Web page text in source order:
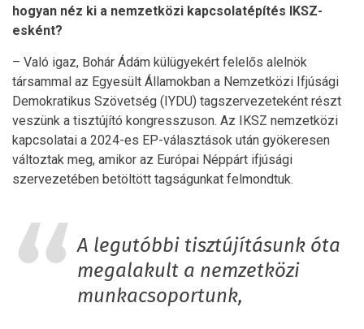
hogyan néz ki a nemzetközi kapcsolatépítés IKSZ-
esként?
– Való igaz, Bohár Ádám külügyekért felelős alelnök
társammal az Egyesült Államokban a Nemzetközi Ifjúsági
Demokratikus Szövetség (IYDU) tagszervezeteként részt
veszünk a tisztújító kongresszuson. Az IKSZ nemzetközi
kapcsolatai a 2024-es EP-választások után gyökeresen
változtak meg, amikor az Európai Néppárt ifjúsági
szervezetében betöltött tagságunkat felmondtuk.
A legutóbbi tisztújításunk óta
megalakult a nemzetközi
munkacsoportunk,